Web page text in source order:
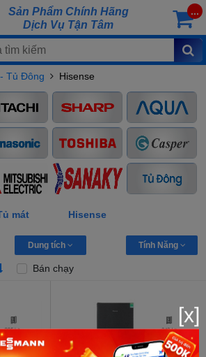
Sản Phẩm Chính Hãng
Dịch Vụ Tận Tâm
...
Tủ Đông Hisense
mát Hisense
Dung tích Tính Năng
Bán chạy
[x]